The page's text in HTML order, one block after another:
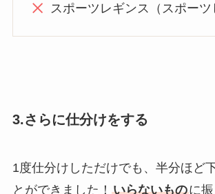
スポーツレギンス（スポーツ
3.さらに仕分けをする
1度仕分けしただけでも、半分ほど
とができました！ いらないものに